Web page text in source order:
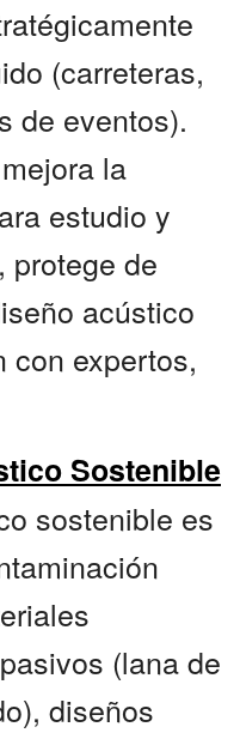
(carreteras,
de eventos).
la
estudio y
protege de
acústico
con expertos,
Sostenible
sostenible es
(lana de
diseños